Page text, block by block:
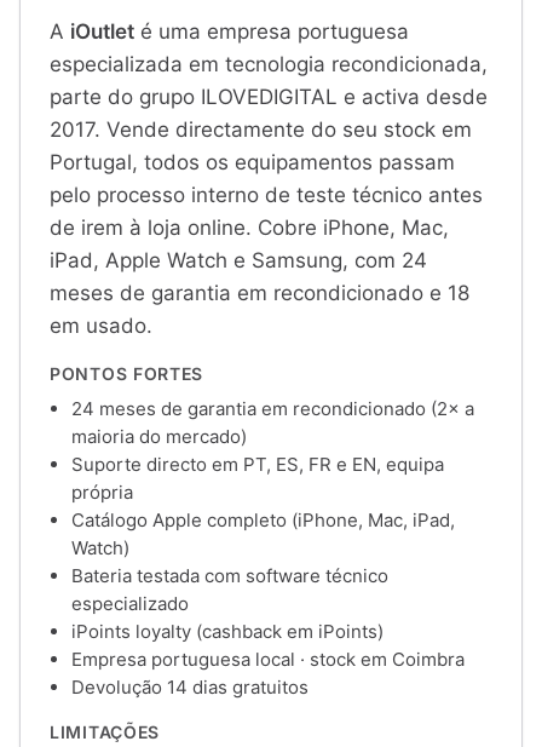
A iOutlet é uma empresa portuguesa
especializada em tecnologia recondicionada,
parte do grupo ILOVEDIGITAL e activa desde
2017. Vende directamente do seu stock em
Portugal, todos os equipamentos passam
pelo processo interno de teste técnico antes
de irem à loja online. Cobre iPhone, Mac,
iPad, Apple Watch e Samsung, com 24
meses de garantia em recondicionado e 18
em usado.
PONTOS FORTES
24 meses de garantia em recondicionado (2× a
maioria do mercado)
Suporte directo em PT, ES, FR e EN, equipa
própria
Catálogo Apple completo (iPhone, Mac, iPad,
Watch)
Bateria testada com software técnico
especializado
iPoints loyalty (cashback em iPoints)
Empresa portuguesa local · stock em Coimbra
Devolução 14 dias gratuitos
LIMITAÇÕES